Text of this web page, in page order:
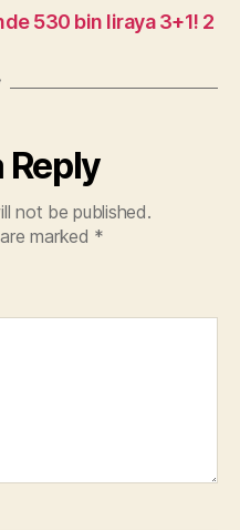
530 bin liraya 3+1! 2
Reply
not be published.
marked *